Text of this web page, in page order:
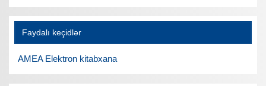
Faydalı keçidlər
AMEA Elektron kitabxana